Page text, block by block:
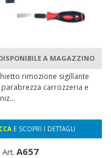
A MAGAZZINO
rimozione sigillante
carrozzeria e
E SCOPRI I DETTAGLI
Art. A657